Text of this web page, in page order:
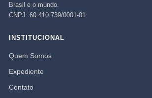
Brasil e o mundo.
CNPJ: 60.410.739/0001-01
INSTITUCIONAL
Quem Somos
Expediente
Contato